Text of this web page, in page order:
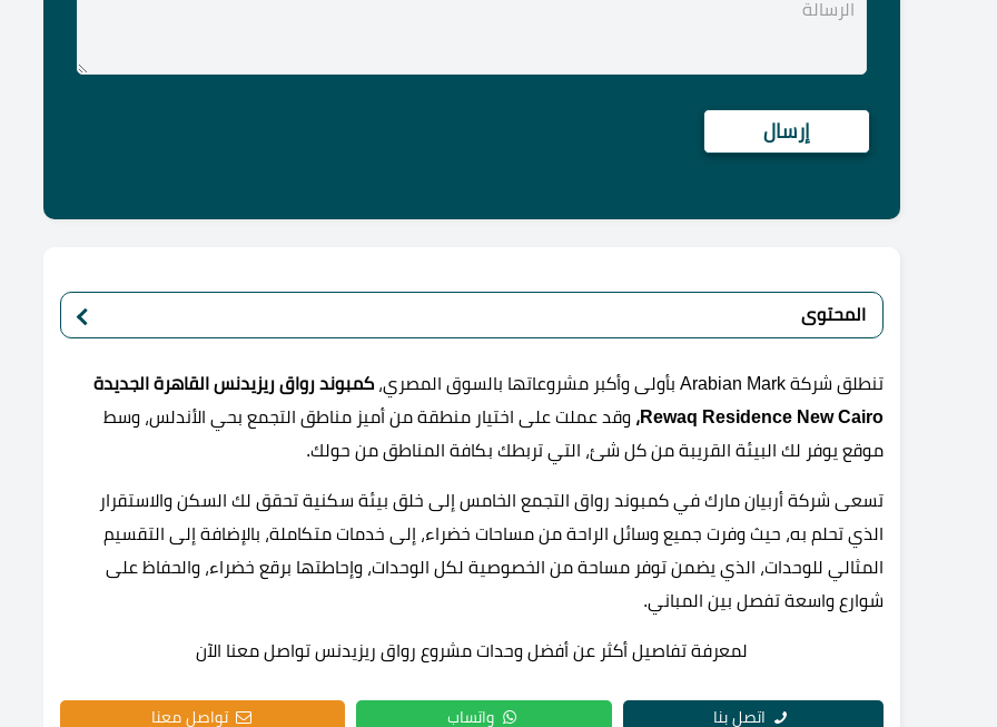
المحتوى
تنطلق شركة Arabian Mark بأولى وأكبر مشروعاتها بالسوق المصري،
كمبوند رواق ريزيدنس القاهرة الجديدة
Rewaq Residence New Cairo،
وقد عملت على اختيار منطقة من أميز مناطق التجمع بحي الأندلس، وسط
موقع يوفر لك البيئة القريبة من كل شئ، التي تربطك بكافة المناطق من حولك.
تسعى شركة أربيان مارك في كمبوند رواق التجمع الخامس إلى خلق بيئة سكنية تحقق لك السكن والاستقرار
الذي تحلم به، حيث وفرت جميع وسائل الراحة من مساحات خضراء، إلى خدمات متكاملة، بالإضافة إلى التقسيم
المثالي للوحدات، الذي يضمن توفر مساحة من الخصوصية لكل الوحدات، وإحاطتها برقع خضراء، والحفاظ على
شوارع واسعة تفصل بين المباني.
لمعرفة تفاصيل أكثر عن أفضل وحدات مشروع رواق ريزيدنس تواصل معنا الآن
اتصل بنا واتساب تواصل معنا